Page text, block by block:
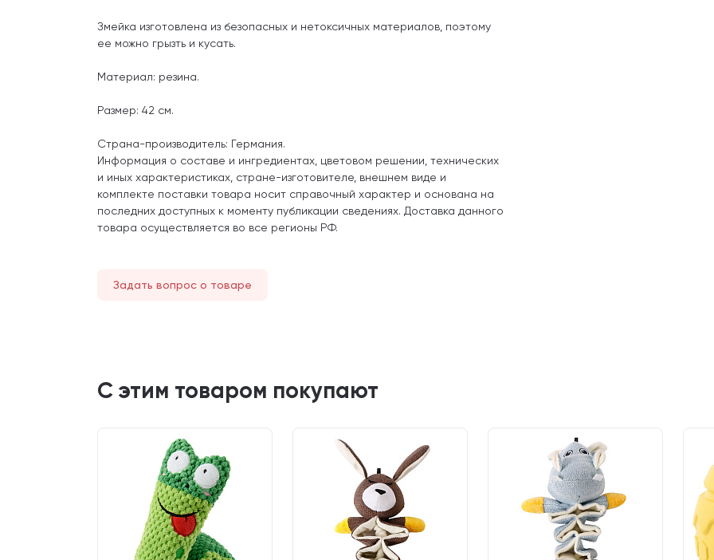
Змейка изготовлена из безопасных и нетоксичных материалов, поэтому
ее можно грызть и кусать.
Материал: резина.
Размер: 42 см.
Страна-производитель: Германия.
Информация о составе и ингредиентах, цветовом решении, технических
и иных характеристиках, стране-изготовителе, внешнем виде и
комплекте поставки товара носит справочный характер и основана на
последних доступных к моменту публикации сведениях. Доставка данного
товара осуществляется во все регионы РФ.
Задать вопрос о товаре
С этим товаром покупают